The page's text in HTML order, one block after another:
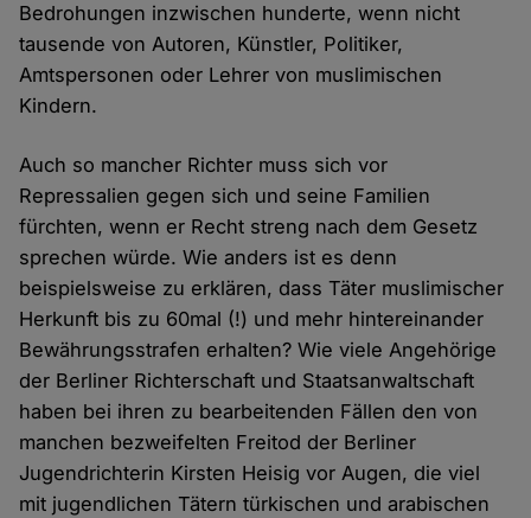
Bedrohungen inzwischen hunderte, wenn nicht
tausende von Autoren, Künstler, Politiker,
Amtspersonen oder Lehrer von muslimischen
Kindern.
Auch so mancher Richter muss sich vor
Repressalien gegen sich und seine Familien
fürchten, wenn er Recht streng nach dem Gesetz
sprechen würde. Wie anders ist es denn
beispielsweise zu erklären, dass Täter muslimischer
Herkunft bis zu 60mal (!) und mehr hintereinander
Bewährungsstrafen erhalten? Wie viele Angehörige
der Berliner Richterschaft und Staatsanwaltschaft
haben bei ihren zu bearbeitenden Fällen den von
manchen bezweifelten Freitod der Berliner
Jugendrichterin Kirsten Heisig vor Augen, die viel
mit jugendlichen Tätern türkischen und arabischen